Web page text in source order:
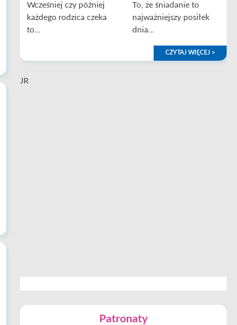
Wcześniej czy później
każdego rodzica czeka
to...
To, że śniadanie to
najważniejszy posiłek
dnia...
CZYTAJ WIĘCEJ >
JR
Patronaty